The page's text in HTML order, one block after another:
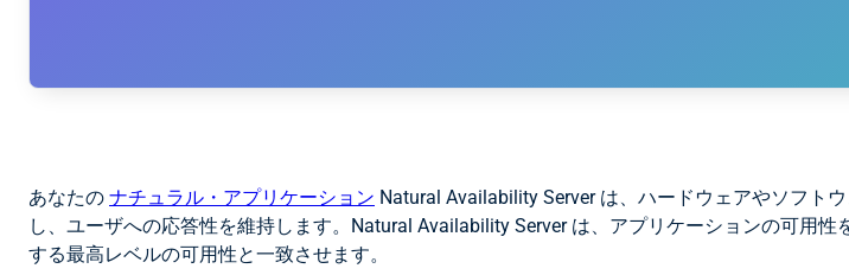
あなたの ナチュラル・アプリケーション Natural Availability Server は、ハードウェアやソフト
し、ユーザへの応答性を維持します。Natural Availability Server は、アプリケーションの可用
する最高レベルの可用性と一致させます。